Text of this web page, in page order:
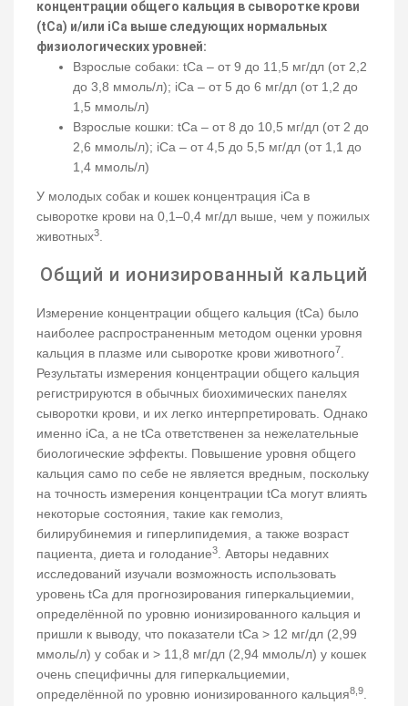
концентрации общего кальция в сыворотке крови
(tCa) и/или iCa выше следующих нормальных
физиологических уровней:
Взрослые собаки: tCa – от 9 до 11,5 мг/дл (от 2,2
до 3,8 ммоль/л); iCa – от 5 до 6 мг/дл (от 1,2 до
1,5 ммоль/л)
Взрослые кошки: tCa – от 8 до 10,5 мг/дл (от 2 до
2,6 ммоль/л); iCa – от 4,5 до 5,5 мг/дл (от 1,1 до
1,4 ммоль/л)
У молодых собак и кошек концентрация iCa в
сыворотке крови на 0,1–0,4 мг/дл выше, чем у пожилых
животных3.
Общий и ионизированный кальций
Измерение концентрации общего кальция (tCa) было
наиболее распространенным методом оценки уровня
кальция в плазме или сыворотке крови животного7.
Результаты измерения концентрации общего кальция
регистрируются в обычных биохимических панелях
сыворотки крови, и их легко интерпретировать. Однако
именно iCa, а не tCa ответственен за нежелательные
биологические эффекты. Повышение уровня общего
кальция само по себе не является вредным, поскольку
на точность измерения концентрации tCa могут влиять
некоторые состояния, такие как гемолиз,
билирубинемия и гиперлипидемия, а также возраст
пациента, диета и голодание3. Авторы недавних
исследований изучали возможность использовать
уровень tCa для прогнозирования гиперкальциемии,
определённой по уровню ионизированного кальция и
пришли к выводу, что показатели tCa > 12 мг/дл (2,99
ммоль/л) у собак и > 11,8 мг/дл (2,94 ммоль/л) у кошек
очень специфичны для гиперкальциемии,
определённой по уровню ионизированного кальция8,9.